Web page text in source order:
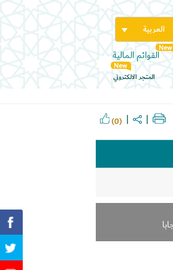
العربية
القوائم المالية
المتجر الالكتروني
(0)